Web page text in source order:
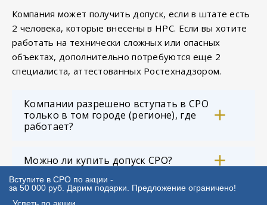
Вступите в СРО по акции -
за 50 000 руб. Дарим подарки. Предложение ограничено!
Компания может получить допуск, если в штате есть
2 человека, которые внесены в НРС. Если вы хотите
работать на технически сложных или опасных
объектах, дополнительно потребуются еще 2
специалиста, аттестованных Ростехнадзором.
Компании разрешено вступать в СРО
только в том городе (регионе), где
работает?
Можно ли купить допуск СРО?
Как долго оформляется допуск (с